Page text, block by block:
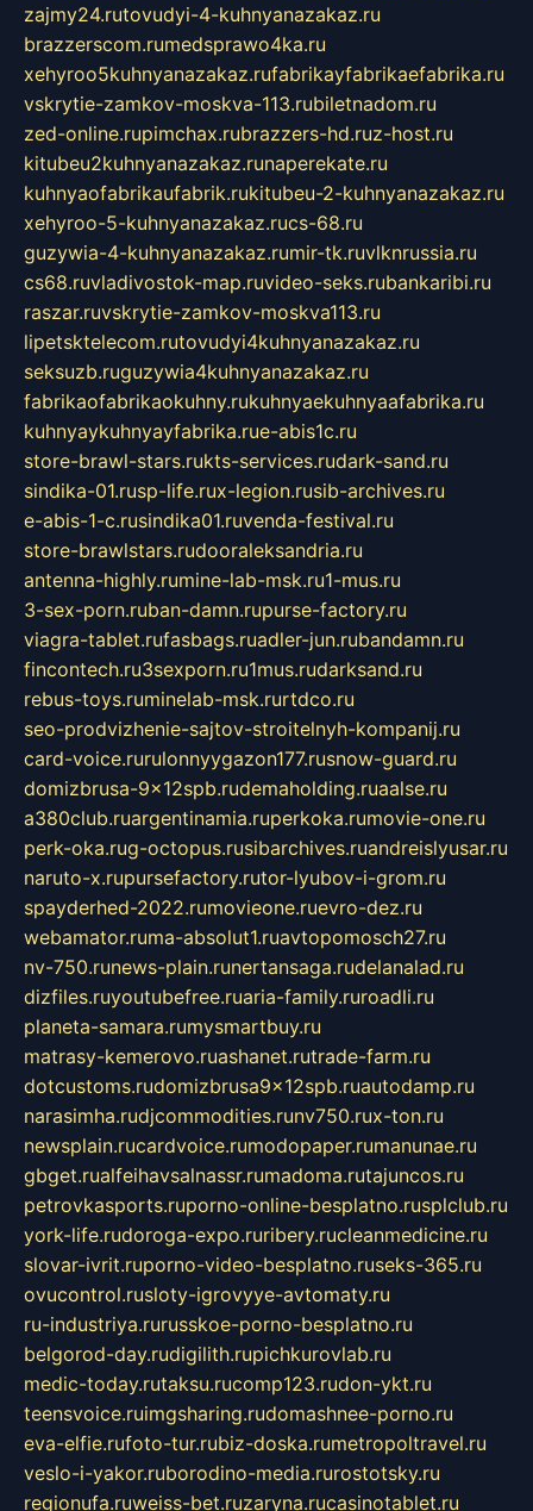
zajmy24.rutovudyi-4-kuhnyanazakaz.ru
brazzerscom.rumedsprawo4ka.ru
xehyroo5kuhnyanazakaz.rufabrikayfabrikaefabrika.ru
vskrytie-zamkov-moskva-113.rubiletnadom.ru
zed-online.rupimchax.rubrazzers-hd.ruz-host.ru
kitubeu2kuhnyanazakaz.runaperekate.ru
kuhnyaofabrikaufabrik.rukitubeu-2-kuhnyanazakaz.ru
xehyroo-5-kuhnyanazakaz.rucs-68.ru
guzywia-4-kuhnyanazakaz.rumir-tk.ruvlknrussia.ru
cs68.ruvladivostok-map.ruvideo-seks.rubankaribi.ru
raszar.ruvskrytie-zamkov-moskva113.ru
lipetsktelecom.rutovudyi4kuhnyanazakaz.ru
seksuzb.ruguzywia4kuhnyanazakaz.ru
fabrikaofabrikaokuhny.rukuhnyaekuhnyaafabrika.ru
kuhnyaykuhnyayfabrika.rue-abis1c.ru
store-brawl-stars.rukts-services.rudark-sand.ru
sindika-01.rusp-life.rux-legion.rusib-archives.ru
e-abis-1-c.rusindika01.ruvenda-festival.ru
store-brawlstars.rudooraleksandria.ru
antenna-highly.rumine-lab-msk.ru1-mus.ru
3-sex-porn.ruban-damn.rupurse-factory.ru
viagra-tablet.rufasbags.ruadler-jun.rubandamn.ru
fincontech.ru3sexporn.ru1mus.rudarksand.ru
rebus-toys.ruminelab-msk.rurtdco.ru
seo-prodvizhenie-sajtov-stroitelnyh-kompanij.ru
card-voice.rurulonnyygazon177.rusnow-guard.ru
domizbrusa-9x12spb.rudemaholding.ruaalse.ru
a380club.ruargentinamia.ruperkoka.rumovie-one.ru
perk-oka.rug-octopus.rusibarchives.ruandreislyusar.ru
naruto-x.rupursefactory.rutor-lyubov-i-grom.ru
spayderhed-2022.rumovieone.ruevro-dez.ru
webamator.ruma-absolut1.ruavtopomosch27.ru
nv-750.runews-plain.runertansaga.rudelanalad.ru
dizfiles.ruyoutubefree.ruaria-family.ruroadli.ru
planeta-samara.rumysmartbuy.ru
matrasy-kemerovo.ruashanet.rutrade-farm.ru
dotcustoms.rudomizbrusa9x12spb.ruautodamp.ru
narasimha.rudjcommodities.runv750.rux-ton.ru
newsplain.rucardvoice.rumodopaper.rumanunae.ru
gbget.rualfeihavsalnassr.rumadoma.rutajuncos.ru
petrovkasports.ruporno-online-besplatno.rusplclub.ru
york-life.rudoroga-expo.ruribery.rucleanmedicine.ru
slovar-ivrit.ruporno-video-besplatno.ruseks-365.ru
ovucontrol.rusloty-igrovyye-avtomaty.ru
ru-industriya.rurusskoe-porno-besplatno.ru
belgorod-day.rudigilith.rupichkurovlab.ru
medic-today.rutaksu.rucomp123.rudon-ykt.ru
teensvoice.ruimgsharing.rudomashnee-porno.ru
eva-elfie.rufoto-tur.rubiz-doska.rumetropoltravel.ru
veslo-i-yakor.ruborodino-media.rurostotsky.ru
regionufa.ruweiss-bet.ruzaryna.rucasinotablet.ru